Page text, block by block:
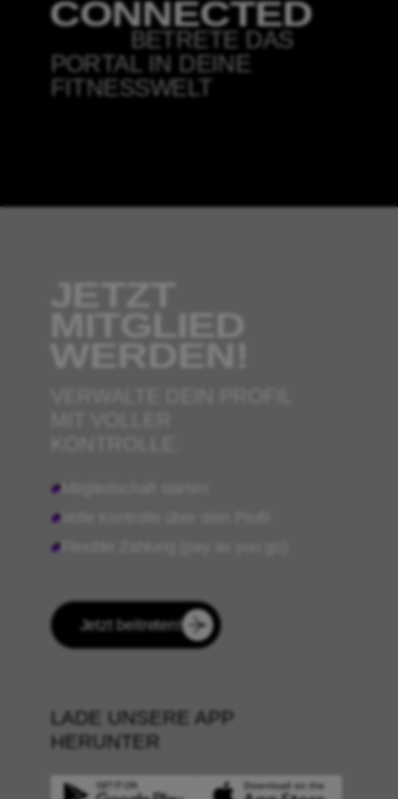
CONNECTED
BETRETE DAS
PORTAL IN DEINE
FITNESSWELT
JETZT
MITGLIED
Volle Kontrolle über dein Profil
Jetzt beitreten!
LADE UNSERE APP
HERUNTER